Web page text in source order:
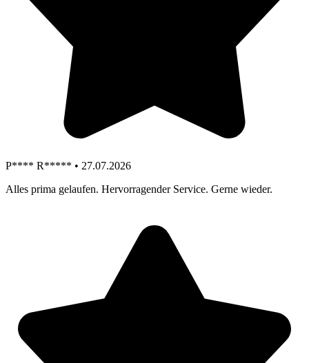
P**** R***** • 27.07.2026
Alles prima gelaufen. Hervorragender Service. Gerne wieder.